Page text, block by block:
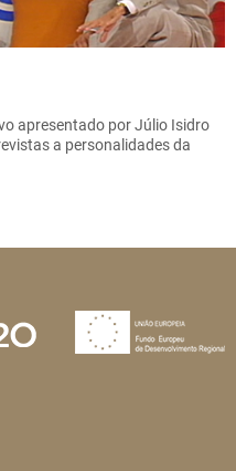
apresentado por Júlio Isidro
a personalidades da